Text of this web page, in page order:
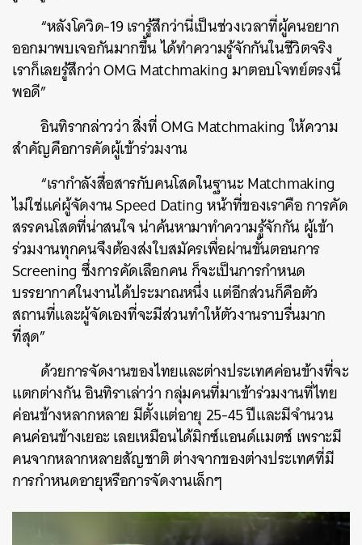
“หลังโควิด-19 เรารู้สึกว่านี่เป็นช่วงเวลาที่ผู้คนอยาก
ออกมาพบเจอกันมากขึ้น ได้ทำความรู้จักกันในชีวิตจริง
เราก็เลยรู้สึกว่า OMG Matchmaking มาตอบโจทย์ตรงนี้
พอดี”
อินทิรากล่าวว่า สิ่งที่ OMG Matchmaking ให้ความ
สำคัญคือการคัดผู้เข้าร่วมงาน
“เรากำลังสื่อสารกับคนโสดในฐานะ Matchmaking
ไม่ใช่แค่ผู้จัดงาน Speed Dating หน้าที่ของเราคือ การคัด
สรรคนโสดที่น่าสนใจ น่าค้นหามาทำความรู้จักกัน ผู้เข้า
ร่วมงานทุกคนจึงต้องส่งใบสมัครเพื่อผ่านขั้นตอนการ
Screening ซึ่งการคัดเลือกคน ก็จะเป็นการกำหนด
บรรยากาศในงานได้ประมาณหนึ่ง แต่อีกส่วนก็คือตัว
สถานที่และผู้จัดเองที่จะมีส่วนทำให้ตัวงานราบรื่นมาก
ที่สุด”
ด้วยการจัดงานของไทยและต่างประเทศค่อนข้างที่จะ
แตกต่างกัน อินทิราเล่าว่า กลุ่มคนที่มาเข้าร่วมงานที่ไทย
ค่อนข้างหลากหลาย มีตั้งแต่อายุ 25-45 ปีและมีจำนวน
คนค่อนข้างเยอะ เลยเหมือนได้มิกซ์แอนด์แมตช์ เพราะมี
คนจากหลากหลายสัญชาติ ต่างจากของต่างประเทศที่มี
การกำหนดอายุหรือการจัดงานเล็กๆ